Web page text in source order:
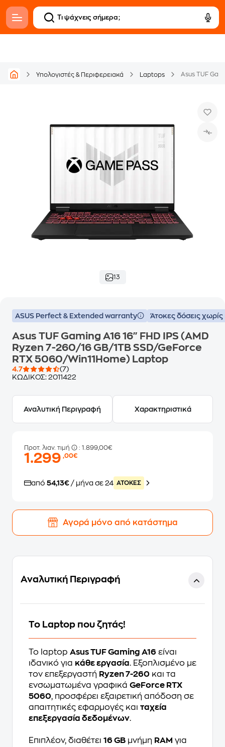
Υπολογιστές & Περιφερειακά Laptops
13
ASUS Perfect & Extended warranty Άτοκες δόσεις
Asus TUF Gaming A16 16" FHD IPS (AMD
Ryzen 7-260/16 GB/1TB SSD/GeForce
RTX 5060/Win11Home) Laptop
4.7
(7)
ΚΩΔΙΚΟΣ: 2011422
Αναλυτική Περιγραφή Χαρακτηριστικά
Προτ. λιαν. τιμή : 1.899,00€
1.299,00€
από 54,13€ / μήνα σε 24 ATOKEΣ
Αγορά μόνο από κατάστημα
Αναλυτική Περιγραφή
Το Laptop που ζητάς!
Το laptop Asus TUF Gaming A16 είναι
ιδανικό για κάθε εργασία. Εξοπλισμένο με
τον επεξεργαστή Ryzen 7-260 και τα
ενσωματωμένα γραφικά GeForce RTX
5060, προσφέρει εξαιρετική απόδοση σε
απαιτητικές εφαρμογές και ταχεία
επεξεργασία δεδομένων.
Επιπλέον, διαθέτει 16 GB μνήμη RAM για